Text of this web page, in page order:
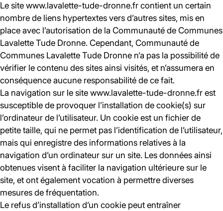
Le site www.lavalette-tude-dronne.fr contient un certain
nombre de liens hypertextes vers d’autres sites, mis en
place avec l’autorisation de la Communauté de Communes
Lavalette Tude Dronne. Cependant, Communauté de
Communes Lavalette Tude Dronne n’a pas la possibilité de
vérifier le contenu des sites ainsi visités, et n’assumera en
conséquence aucune responsabilité de ce fait.
La navigation sur le site www.lavalette-tude-dronne.fr est
susceptible de provoquer l’installation de cookie(s) sur
l’ordinateur de l’utilisateur. Un cookie est un fichier de
petite taille, qui ne permet pas l’identification de l’utilisateur,
mais qui enregistre des informations relatives à la
navigation d’un ordinateur sur un site. Les données ainsi
obtenues visent à faciliter la navigation ultérieure sur le
site, et ont également vocation à permettre diverses
mesures de fréquentation.
Le refus d’installation d’un cookie peut entraîner